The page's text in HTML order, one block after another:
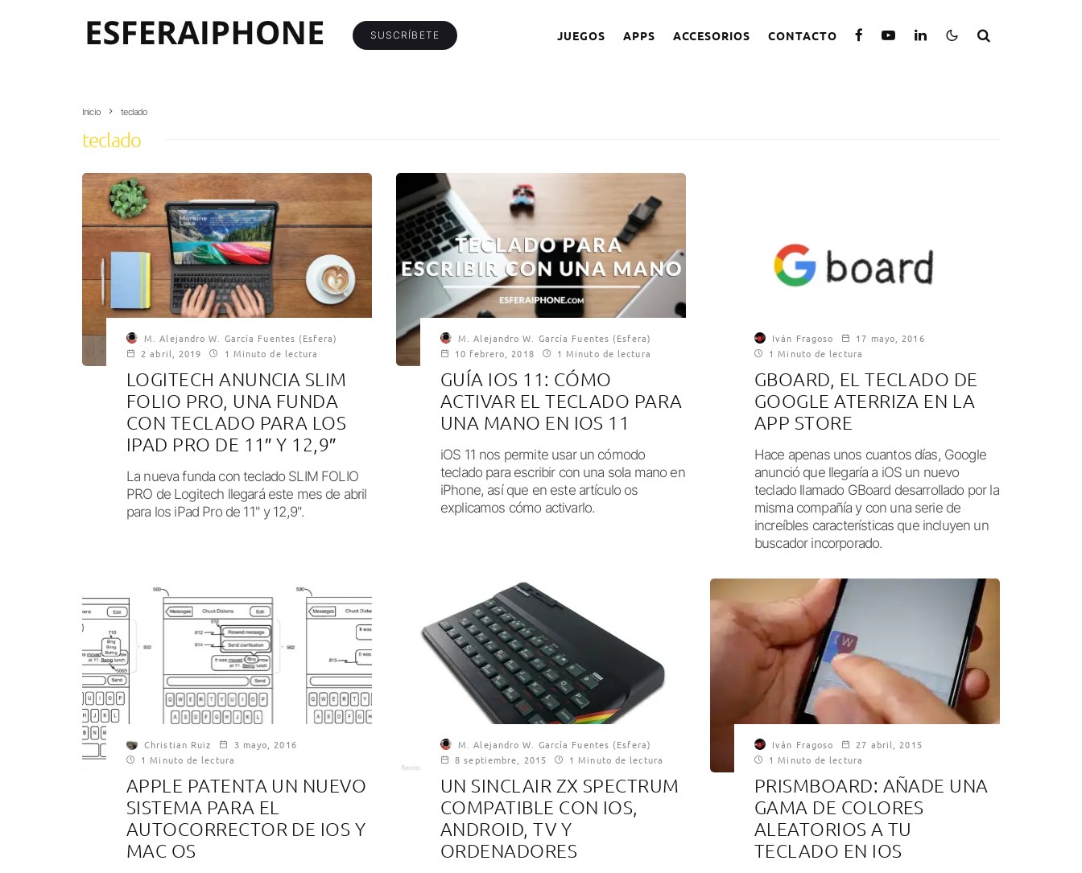
SUSCRÍBETE JUEGOS APPS ACCESORIOS CONTACTO
Inicio teclado
teclado
M. Alejandro W. García Fuentes (Esfera)
2 abril, 2019
1 Minuto de lectura
LOGITECH ANUNCIA SLIM
FOLIO PRO, UNA FUNDA
CON TECLADO PARA LOS
IPAD PRO DE 11″ Y 12,9″
La nueva funda con teclado SLIM FOLIO
PRO de Logitech llegará este mes de abril
para los iPad Pro de 11" y 12,9".
M. Alejandro W. García Fuentes (Esfera)
10 febrero, 2018
1 Minuto de lectura
GUÍA IOS 11: CÓMO
ACTIVAR EL TECLADO PARA
UNA MANO EN IOS 11
iOS 11 nos permite usar un cómodo
teclado para escribir con una sola mano en
iPhone, así que en este artículo os
explicamos cómo activarlo.
Iván Fragoso
17 mayo, 2016
1 Minuto de lectura
GBOARD, EL TECLADO DE
GOOGLE ATERRIZA EN LA
APP STORE
Hace apenas unos cuantos días, Google
anunció que llegaría a iOS un nuevo
teclado llamado GBoard desarrollado por la
misma compañía y con una serie de
increíbles características que incluyen un
buscador incorporado.
Christian Ruiz
3 mayo, 2016
1 Minuto de lectura
APPLE PATENTA UN NUEVO
SISTEMA PARA EL
AUTOCORRECTOR DE IOS Y
MAC OS
M. Alejandro W. García Fuentes (Esfera)
8 septiembre, 2015
1 Minuto de lectura
UN SINCLAIR ZX SPECTRUM
COMPATIBLE CON IOS,
ANDROID, TV Y
ORDENADORES
Iván Fragoso
27 abril, 2015
1 Minuto de lectura
PRISMBOARD: AÑADE UNA
GAMA DE COLORES
ALEATORIOS A TU
TECLADO EN IOS